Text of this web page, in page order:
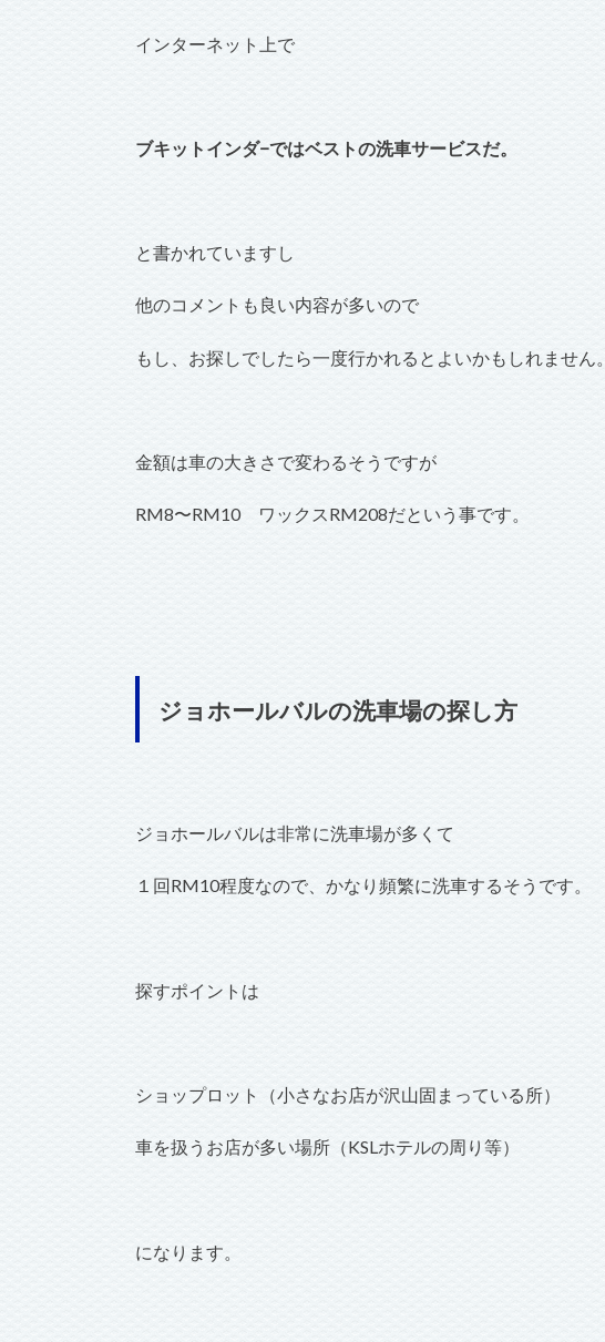
インターネット上で
ブキットインダ−ではベストの洗車サービスだ。
と書かれていますし
他のコメントも良い内容が多いので
もし、お探しでしたら一度行かれるとよいかもしれません。
金額は車の大きさで変わるそうですが
RM8〜RM10 ワックスRM208だという事です。
ジョホールバルの洗車場の探し方
ジョホールバルは非常に洗車場が多くて
１回RM10程度なので、かなり頻繁に洗車するそうです。
探すポイントは
ショップロット（小さなお店が沢山固まっている所）
車を扱うお店が多い場所（KSLホテルの周り等）
になります。